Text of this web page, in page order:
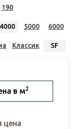
190
4000 5000 6000
Классик SF
в м2
цена